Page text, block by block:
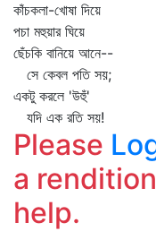
কাঁচকলা-খোষা দিয়ে
পচা মহুয়ার ঘিয়ে
ছেঁচকি বানিয়ে আনে--
সে কেবল পতি সয়;
একটু করলে 'উহুঁ'
যদি এক রতি সয়!
Please
a
help.